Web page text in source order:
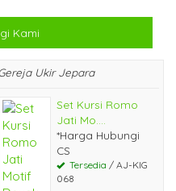
Kami
Ukir Jepara
Set Kursi Romo
Jati Mo....
*Harga Hubungi
CS
Tersedia / AJ-KIG
068